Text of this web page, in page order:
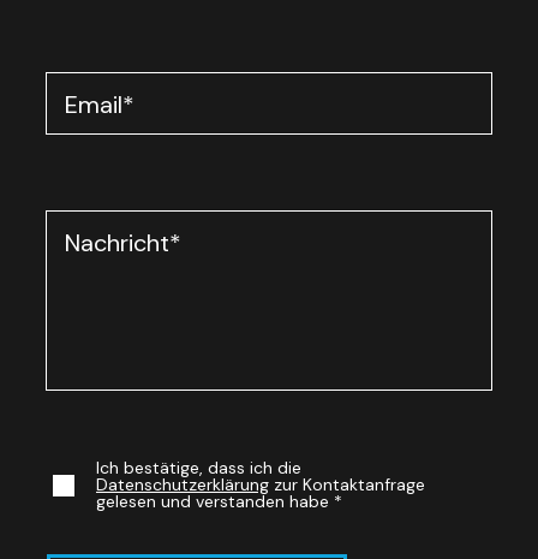
Email*
Nachricht*
Ich bestätige, dass ich die
Datenschutzerklärung zur Kontaktanfrage
gelesen und verstanden habe *